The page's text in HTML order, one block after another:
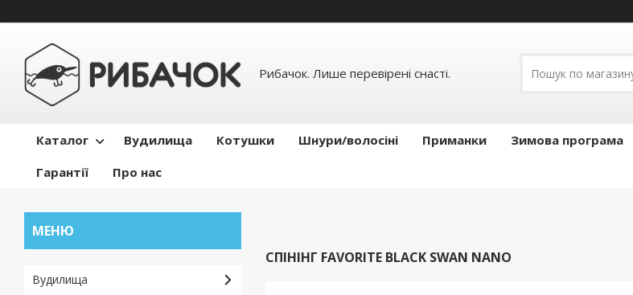
Рибачок. Лише перевірені снасті.
Каталог Вудилища Котушки Шнури/волосіні Приманки Зимова програма
Гарантії
Про нас
СПІНІНГ FAVORITE BLACK SWAN NANO
Вудилища